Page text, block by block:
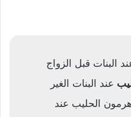
البنات قبل الزواج
عند البنات الغير
الحليب عند